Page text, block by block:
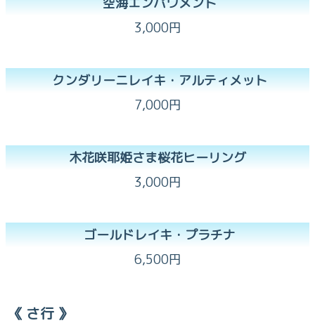
3,000円
クンダリーニレイキ・アルティメット
7,000円
木花咲耶姫さま桜花ヒーリング
3,000円
ゴールドレイキ・プラチナ
6,500円
《 さ行 》